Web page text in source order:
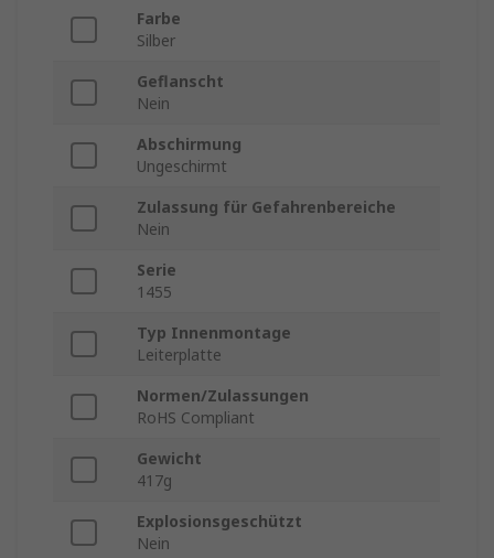
Farbe
Silber
Geflanscht
Nein
Abschirmung
Ungeschirmt
Zulassung für Gefahrenbereiche
Nein
Serie
1455
Typ Innenmontage
Leiterplatte
Normen/Zulassungen
RoHS Compliant
Gewicht
417g
Explosionsgeschützt
Nein